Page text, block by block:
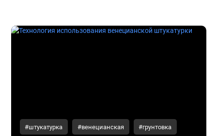
#штукатурка #венецианская #грунтовка